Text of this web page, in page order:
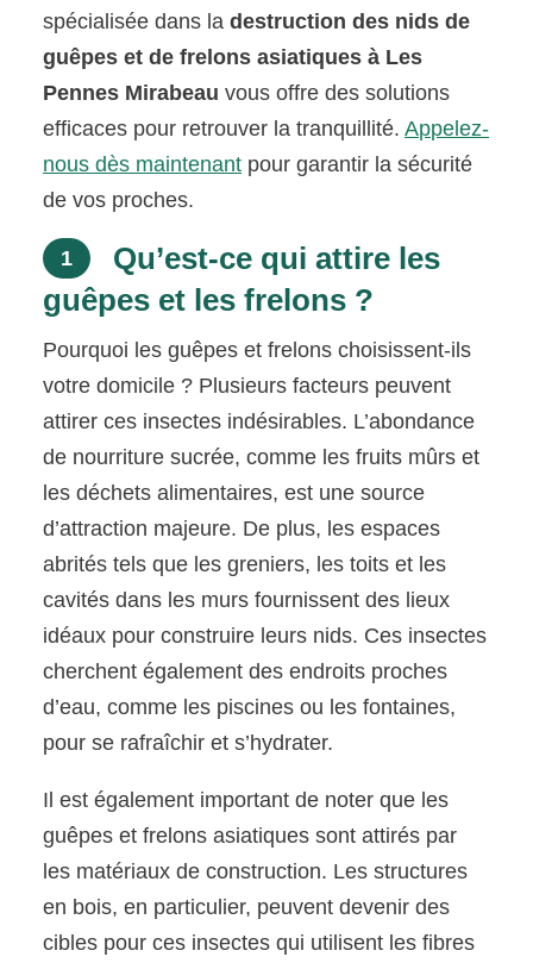
spécialisée dans ladestruction des nids de
guêpes et de frelons asiatiques à Les
Pennes Mirabeau vous offre des solutions
efficaces pour retrouver la tranquillité.Appelez-
nous dès maintenant pour garantir la sécurité
de vos proches.
1
Qu’est-ce qui attire les
guêpes et les frelons ?
Pourquoi les guêpes et frelons choisissent-ils
votre domicile ? Plusieurs facteurs peuvent
attirer ces insectes indésirables. L’abondance
de nourriture sucrée, comme les fruits mûrs et
les déchets alimentaires, est une source
d’attraction majeure. De plus, les espaces
abrités tels que les greniers, les toits et les
cavités dans les murs fournissent des lieux
idéaux pour construire leurs nids. Ces insectes
cherchent également des endroits proches
d’eau, comme les piscines ou les fontaines,
pour se rafraîchir et s’hydrater.
Il est également important de noter que les
guêpes et frelons asiatiques sont attirés par
les matériaux de construction. Les structures
en bois, en particulier, peuvent devenir des
cibles pour ces insectes qui utilisent les fibres